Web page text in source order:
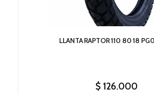
LLANTA RAPTOR 110 80 18
$126.000